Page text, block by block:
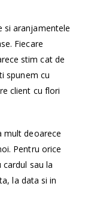
si aranjamentele
Fiecare
stim cat de
spunem cu
client cu flori
mult deoarece
Pentru orice
sau la
la data si in